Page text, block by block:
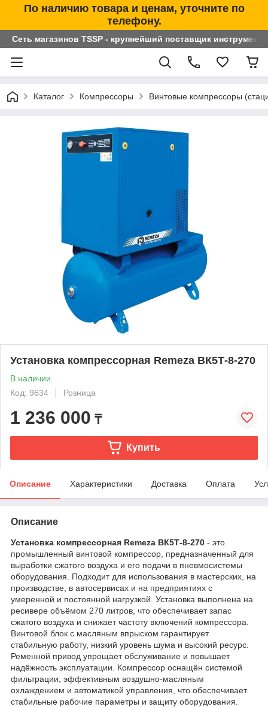
По наличию товара и ценам, уточните по
телефону.
Сеть магазинов TSSP - крупнейший поставщик
Каталог Компрессоры Винтовые компрессоры
Установка компрессорная Remeza ВК5Т-8-270
В наличии
Код: 9634
Розница
1 236 000 ₸
Купить
Описание Характеристики Доставка Оплата
Описание
Установка компрессорная Remeza ВК5Т-8-270 - это
промышленный винтовой компрессор, предназначенный для
выработки сжатого воздуха и его подачи в пневмосистемы
оборудования. Подходит для использования в мастерских, на
производстве, в автосервисах и на предприятиях с
умеренной и постоянной нагрузкой. Установка выполнена на
ресивере объёмом 270 литров, что обеспечивает запас
сжатого воздуха и снижает частоту включений компрессора.
Винтовой блок с масляным впрыском гарантирует
стабильную работу, низкий уровень шума и высокий ресурс.
Ременной привод упрощает обслуживание и повышает
надёжность эксплуатации. Компрессор оснащён системой
фильтрации, эффективным воздушно-масляным
охлаждением и автоматикой управления, что обеспечивает
стабильные рабочие параметры и защиту оборудования.